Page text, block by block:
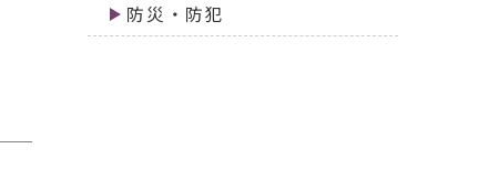
防災・防犯